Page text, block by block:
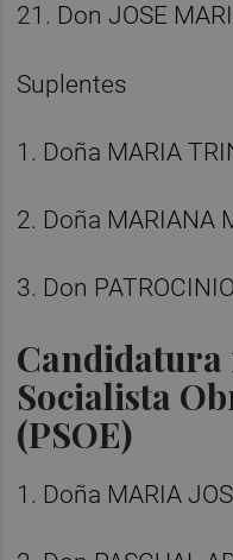
21. Don JOSE
Suplentes
1. Doña MARIA
2. Doña MARIANA
3. Don
Candidatura
Socialista
(PSOE)
1. Doña MARIA